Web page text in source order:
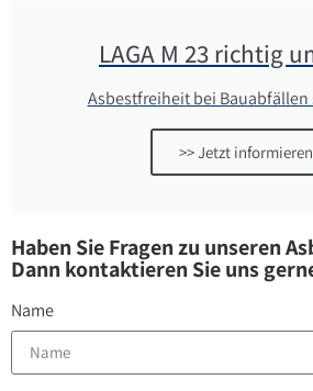
LAGA M 23 richtig
Asbestfreiheit bei
>> Jetzt informieren
Haben Sie Fragen zu unseren
Dann kontaktieren Sie uns
Name